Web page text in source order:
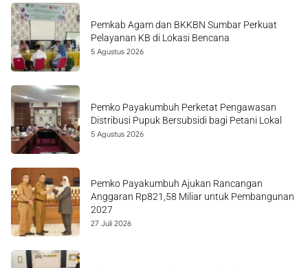
Pemkab Agam dan BKKBN Sumbar Perkuat
Pelayanan KB di Lokasi Bencana
5 Agustus 2026
Pemko Payakumbuh Perketat Pengawasan
Distribusi Pupuk Bersubsidi bagi Petani Lokal
5 Agustus 2026
Pemko Payakumbuh Ajukan Rancangan
Anggaran Rp821,58 Miliar untuk Pembangunan
2027
27 Juli 2026